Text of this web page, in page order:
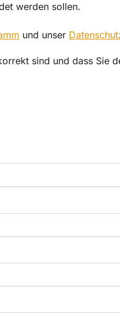
werden sollen.
und unser
sind und dass Sie